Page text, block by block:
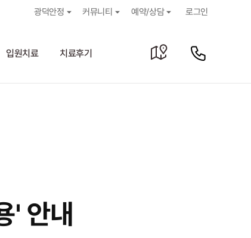
광덕안정 커뮤니티 예약/상담 로그인
입원치료 치료후기
' 안내